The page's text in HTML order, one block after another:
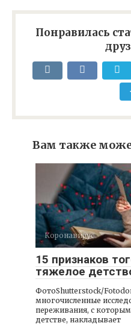
Понравилась
Вам также
Коронавирус
15 признаков
тяжелое
ФотоShutterstock/
многочисленные
переживания, с
детстве, накладывает